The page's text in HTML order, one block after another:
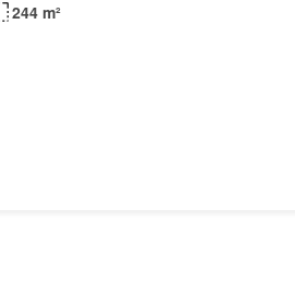
244 m²